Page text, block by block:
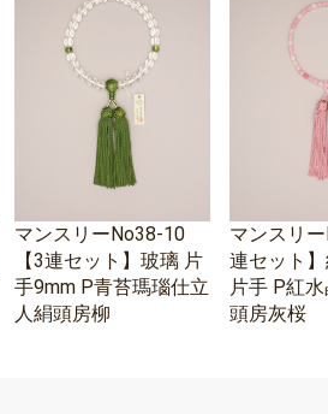
マンスリーNo38-10
【3連セット】玻璃 片
手9mm P青苔瑪瑙仕立
人絹頭房柳
マンスリ
連セット
片手 P紅
頭房灰桜